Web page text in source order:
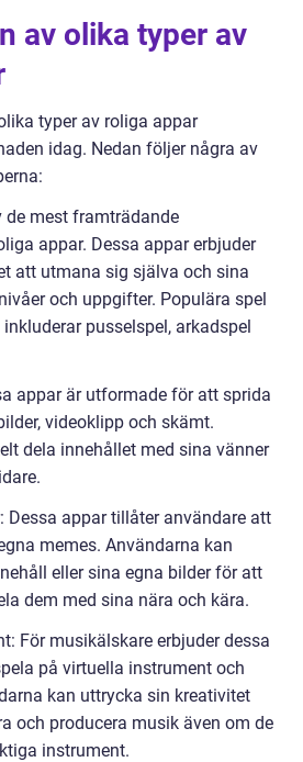
av olika typer av
typer av roliga appar
idag. Nedan följer några av
de mest framträdande
appar. Dessa appar erbjuder
att utmana sig själva och sina
och uppgifter. Populära spel
pusselspel, arkadspel
appar är utformade för att sprida
videoklipp och skämt.
dela innehållet med sina vänner
Dessa appar tillåter användare att
memes. Användarna kan
eller sina egna bilder för att
dem med sina nära och kära.
För musikälskare erbjuder dessa
på virtuella instrument och
kan uttrycka sin kreativitet
och producera musik även om de
instrument.